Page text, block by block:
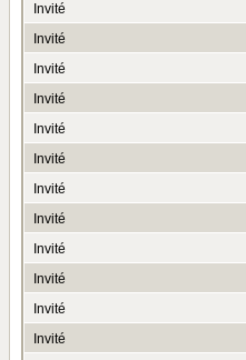
Invité
Invité
Invité
Invité
Invité
Invité
Invité
Invité
Invité
Invité
Invité
Invité